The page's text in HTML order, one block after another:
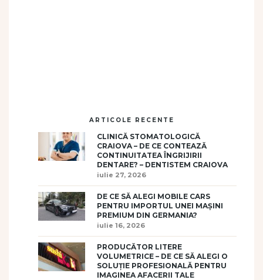
ARTICOLE RECENTE
CLINICĂ STOMATOLOGICĂ
CRAIOVA – DE CE CONTEAZĂ
CONTINUITATEA ÎNGRIJIRII
DENTARE? – DENTISTEM CRAIOVA
iulie 27, 2026
DE CE SĂ ALEGI MOBILE CARS
PENTRU IMPORTUL UNEI MAȘINI
PREMIUM DIN GERMANIA?
iulie 16, 2026
PRODUCĂTOR LITERE
VOLUMETRICE – DE CE SĂ ALEGI O
SOLUȚIE PROFESIONALĂ PENTRU
IMAGINEA AFACERII TALE